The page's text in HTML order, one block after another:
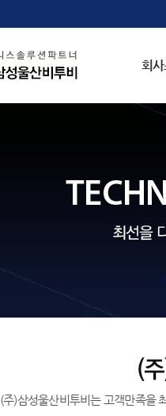
회
(주)삼성울산비투비는 고객만족을